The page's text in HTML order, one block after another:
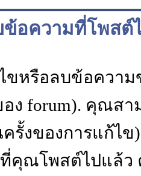
อความที่โพสต์
หรือลบข้อความ
อง forum). คุณส
รั้งของการแก้ไ
คุณโพสต์ไปแล้ว